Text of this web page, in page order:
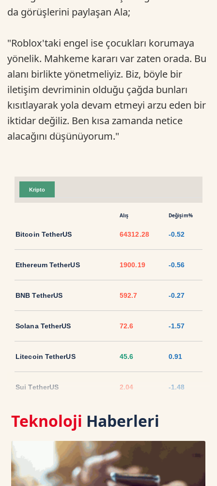
da görüşlerini paylaşan Ala;
"Roblox'taki engel ise çocukları korumaya
yönelik. Mahkeme kararı var zaten orada. Bu
alanı birlikte yönetmeliyiz. Biz, böyle bir
iletişim devriminin olduğu çağda bunları
kısıtlayarak yola devam etmeyi arzu eden bir
iktidar değiliz. Ben kısa zamanda netice
alacağını düşünüyorum."
Kripto
Alış Değişim%
Bitcoin TetherUS 64312.28 -0.52
Ethereum TetherUS 1900.19 -0.56
BNB TetherUS 592.7 -0.27
Solana TetherUS 72.6 -1.57
Litecoin TetherUS 45.6 0.91
Sui TetherUS 2.04 -1.48
Ripple TetherUS 1.035
USD Coin TetherUS
USDT 1.0003
Teknoloji Haberleri